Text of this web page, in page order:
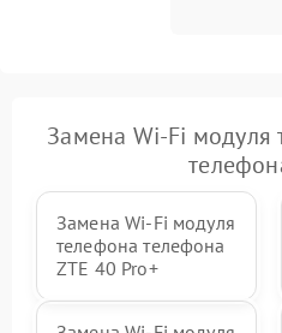
Замена Wi-Fi модуля
Замена Wi-Fi модуля
телефона телефона
ZTE 40 Pro+